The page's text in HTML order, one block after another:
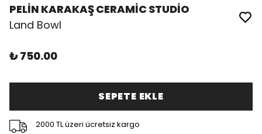
PELİN KARAKAŞ CERAMİC STUDİO
Land Bowl
₺ 750.00
SEPETE EKLE
2000 TL üzeri ücretsiz kargo